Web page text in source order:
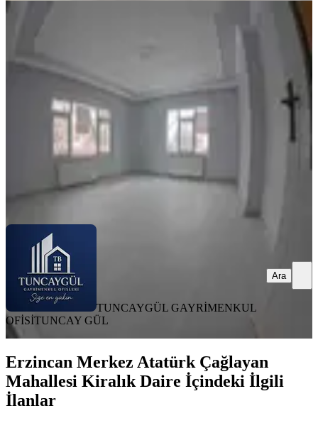
MANZARALI
3+1· 150 m² Yüksek giriş·15.07.2026
18.000 ₺ 20.000 ₺
TUNCAYGÜL GAYRİMENKUL OFİSİTUNCAY GÜL
TUNCAYGÜL GAYRİMENKUL
OFİSİTUNCAY GÜL
Ara
Erzincan Merkez Atatürk Çağlayan
Mahallesi Kiralık Daire İçindeki İlgili
İlanlar